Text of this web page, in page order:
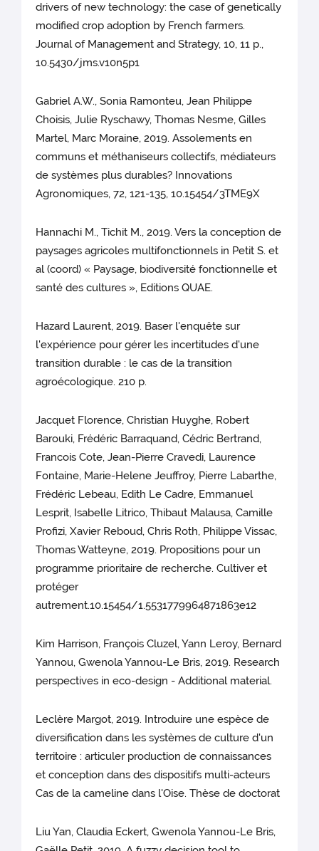
drivers of new technology: the case of genetically
modified crop adoption by French farmers.
Journal of Management and Strategy, 10, 11 p.,
10.5430/jms.v10n5p1
Gabriel A.W., Sonia Ramonteu, Jean Philippe
Choisis, Julie Ryschawy, Thomas Nesme, Gilles
Martel, Marc Moraine, 2019. Assolements en
communs et méthaniseurs collectifs, médiateurs
de systèmes plus durables? Innovations
Agronomiques, 72, 121-135, 10.15454/3TME9X
Hannachi M., Tichit M., 2019. Vers la conception de
paysages agricoles multifonctionnels in Petit S. et
al (coord) « Paysage, biodiversité fonctionnelle et
santé des cultures », Editions QUAE.
Hazard Laurent, 2019. Baser l'enquête sur
l'expérience pour gérer les incertitudes d'une
transition durable : le cas de la transition
agroécologique. 210 p.
Jacquet Florence, Christian Huyghe, Robert
Barouki, Frédéric Barraquand, Cédric Bertrand,
Francois Cote, Jean-Pierre Cravedi, Laurence
Fontaine, Marie-Helene Jeuffroy, Pierre Labarthe,
Frédéric Lebeau, Edith Le Cadre, Emmanuel
Lesprit, Isabelle Litrico, Thibaut Malausa, Camille
Profizi, Xavier Reboud, Chris Roth, Philippe Vissac,
Thomas Watteyne, 2019. Propositions pour un
programme prioritaire de recherche. Cultiver et
protéger
autrement.10.15454/1.5531779964871863e12
Kim Harrison, François Cluzel, Yann Leroy, Bernard
Yannou, Gwenola Yannou-Le Bris, 2019. Research
perspectives in eco-design - Additional material.
Leclère Margot, 2019. Introduire une espèce de
diversification dans les systèmes de culture d'un
territoire : articuler production de connaissances
et conception dans des dispositifs multi-acteurs
Cas de la cameline dans l'Oise. Thèse de doctorat
Liu Yan, Claudia Eckert, Gwenola Yannou-Le Bris,